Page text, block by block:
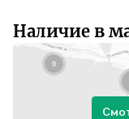
Наличие в